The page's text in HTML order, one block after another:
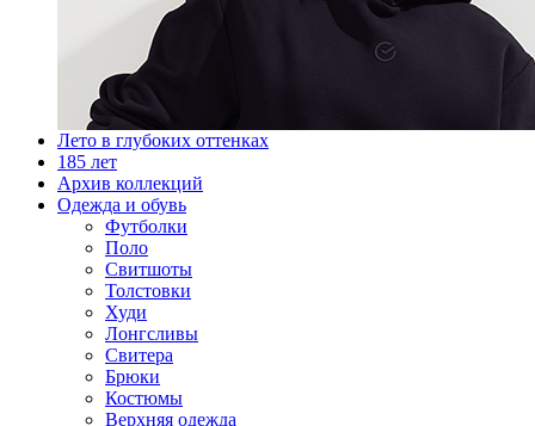
Лето в глубоких оттенках
185 лет
Архив коллекций
Одежда и обувь
Футболки
Поло
Свитшоты
Толстовки
Худи
Лонгсливы
Свитера
Брюки
Костюмы
Верхняя одежда